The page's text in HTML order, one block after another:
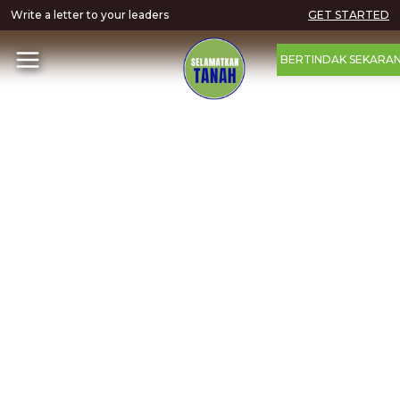
Write a letter to your leaders GET STARTED
BERTINDAK